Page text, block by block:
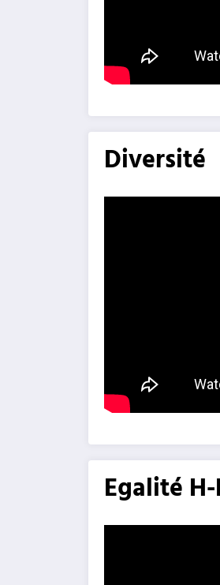
Diversité
Egalité H-